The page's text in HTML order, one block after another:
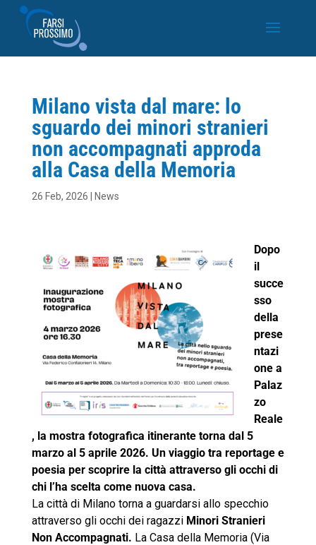
Milano vista dal mare: lo
sguardo dei minori stranieri
non accompagnati approda
alla Casa della Memoria
26 Feb, 2026 News
Dopo
il
succe
sso
della
prese
ntazi
one a
Palaz
zo
Reale
, la mostra fotografica itinerante torna dal 5
marzo al 5 aprile 2026. Un viaggio tra reportage e
poesia per scoprire la città attraverso gli occhi di
chi l’ha scelta come nuova casa.
La città di Milano torna a guardarsi allo specchio
attraverso gli occhi dei ragazzi Minori Stranieri
Non Accompagnati. La Casa della Memoria (Via